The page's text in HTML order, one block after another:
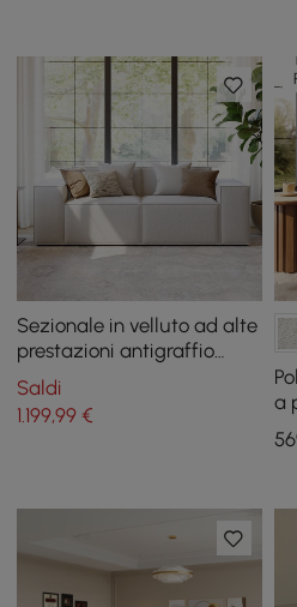
Sezionale in velluto ad alte
prestazioni antigraffio
modulare da 2200 mm in 2
pezzi
Saldi
1.199,99 €
a